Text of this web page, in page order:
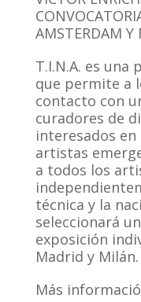
AMSTERDAM Y
T.I.N.A. es
que permite a
contacto con
curadores de
interesados
artistas
a todos los
técnica y la
seleccionará
exposición
Madrid y Milán.
Más